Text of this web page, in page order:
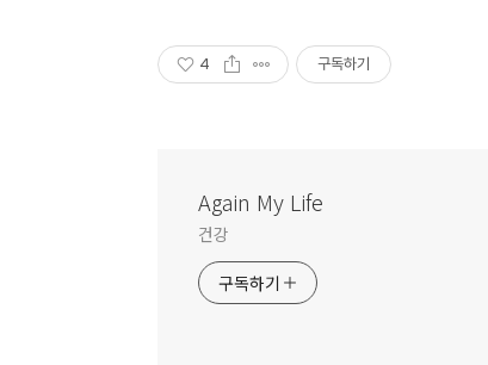
4 구독하기
Again My Life
건강
구독하기